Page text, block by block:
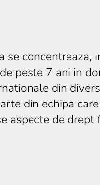
se concentreaza,
peste 7 ani in
din
din echipa
aspecte de drept